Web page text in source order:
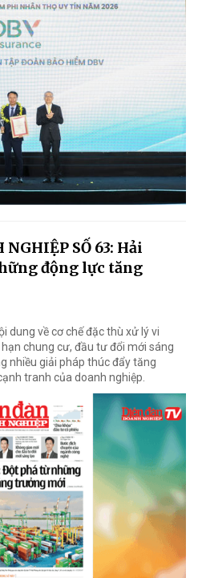
SỐ 63: Hải
động lực tăng
dung về cơ chế đặc thù xử lý vi
chung cư, đầu tư đổi mới sáng
nhiều giải pháp thúc đẩy tăng
tranh của doanh nghiệp.